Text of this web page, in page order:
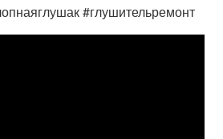
#глушительремонт